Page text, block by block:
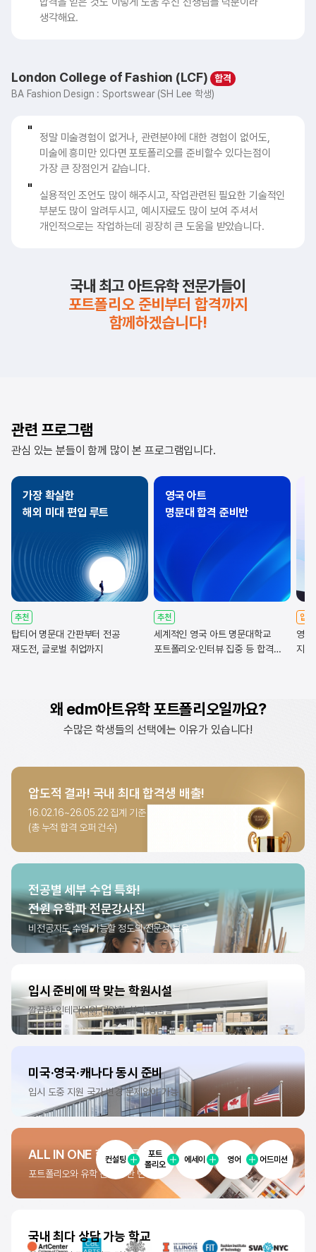
생각해요.
London College of Fashion (LCF)
BA Fashion Design : Sportswear (SH Lee 학생)
정말 미술경험이 없거나, 관련분야에 대한 경험이 없어도,
미술에 흥미만 있다면 포토폴리오를 준비할수 있다는점이
가장 큰 장점인거 같습니다.
실용적인 조언도 많이 해주시고, 작업관련된 필요한 기술적인
부분도 많이 알려두시고, 예시자료도 많이 보여 주셔서
개인적으로는 작업하는데 굉장히 큰 도움을 받았습니다.
국내 최고 아트유학 전문가들이
포트폴리오 준비부터 합격까지
함께하겠습니다!
관련 프로그램
관심 있는 분들이 함께 많이 본 프로그램입니다.
가장 확실한
해외 미대 편입 루트
추천
탑티어 명문대 간판부터 전공
재도전, 글로벌 취업까지
영국 아트
명문대 합격 준비반
추천
세계적인 영국 아트 명문대학교
포트폴리오·인터뷰 집중 등 합격
압도
영국
지원
왜 edm아트유학 포트폴리오일까요?
수많은 학생들의 선택에는 이유가 있습니다!
압도적 결과! 국내 최대 합격생 배출!
16.02.16~26.05.22 집계 기준
(총 누적 합격 오퍼 건수)
전공별 세부 수업 특화!
전원 유학파 전문강사진
비전공자도 수업 가능할 정도의전문성 보유
입시 준비에 딱 맞는학원시설
깔끔한 인테리어와다양한 실기 용품들
미국·영국·캐나다동시 준비
입시 도중 지원 국가 변경문제없이 가능
ALL IN ONE합격 솔루션
포트폴리오와 유학 준비를한 번에!
컨설팅
포트
폴리오
에세이 영어 어드미션
국내 최다 상담 가능 학교